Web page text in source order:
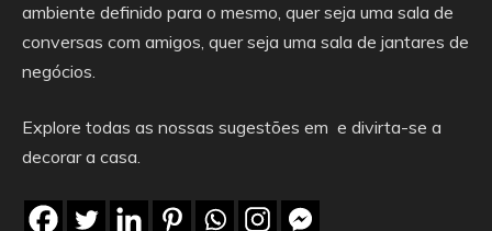
ambiente definido para o mesmo, quer seja uma sala de
conversas com amigos, quer seja uma sala de jantares de
negócios.
Explore todas as nossas sugestões em e divirta-se a
decorar a casa.